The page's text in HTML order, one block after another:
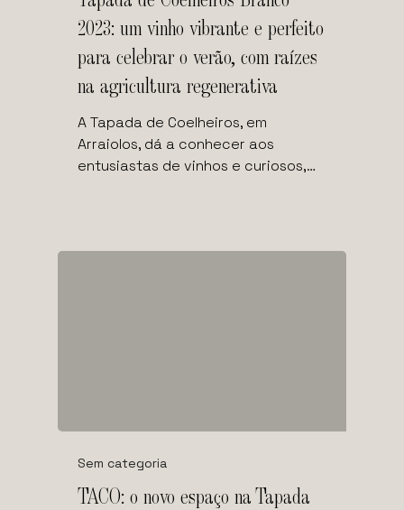
2023: um vinho vibrante e perfeito
para celebrar o verão, com raízes
na agricultura regenerativa
A Tapada de Coelheiros, em
Arraiolos, dá a conhecer aos
entusiastas de vinhos e curiosos,…
Sem categoria
TACO: o novo espaço na Tapada